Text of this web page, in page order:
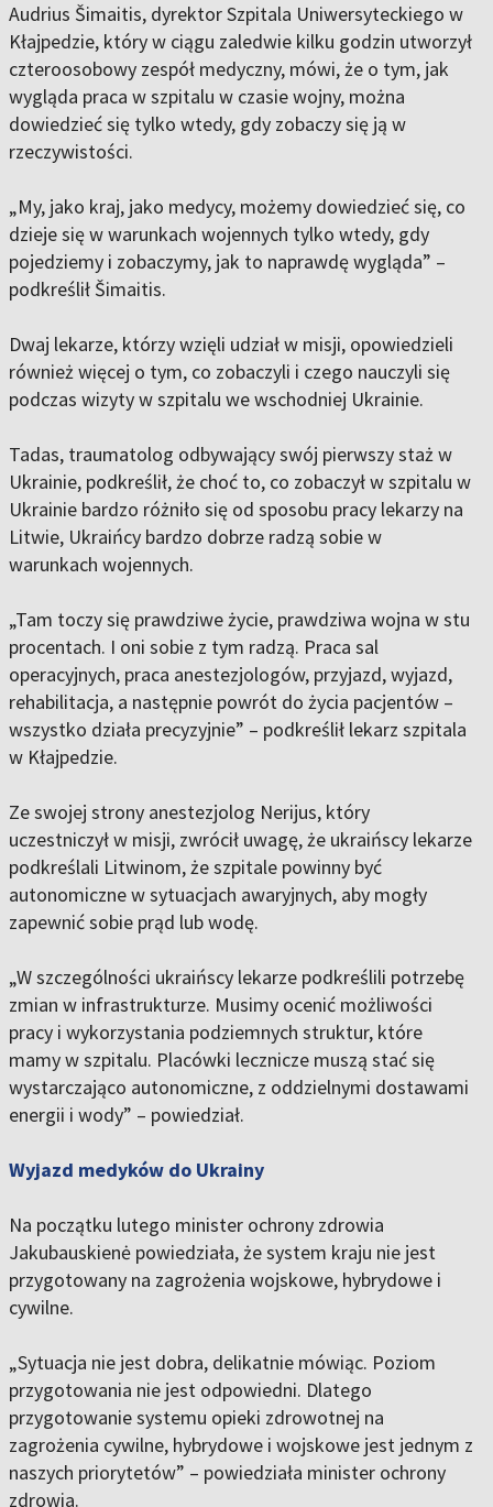
Audrius Šimaitis, dyrektor Szpitala Uniwersyteckiego w
Kłajpedzie, który w ciągu zaledwie kilku godzin utworzył
czteroosobowy zespół medyczny, mówi, że o tym, jak
wygląda praca w szpitalu w czasie wojny, można
dowiedzieć się tylko wtedy, gdy zobaczy się ją w
rzeczywistości.
„My, jako kraj, jako medycy, możemy dowiedzieć się, co
dzieje się w warunkach wojennych tylko wtedy, gdy
pojedziemy i zobaczymy, jak to naprawdę wygląda” –
podkreślił Šimaitis.
Dwaj lekarze, którzy wzięli udział w misji, opowiedzieli
również więcej o tym, co zobaczyli i czego nauczyli się
podczas wizyty w szpitalu we wschodniej Ukrainie.
Tadas, traumatolog odbywający swój pierwszy staż w
Ukrainie, podkreślił, że choć to, co zobaczył w szpitalu w
Ukrainie bardzo różniło się od sposobu pracy lekarzy na
Litwie, Ukraińcy bardzo dobrze radzą sobie w
warunkach wojennych.
„Tam toczy się prawdziwe życie, prawdziwa wojna w stu
procentach. I oni sobie z tym radzą. Praca sal
operacyjnych, praca anestezjologów, przyjazd, wyjazd,
rehabilitacja, a następnie powrót do życia pacjentów –
wszystko działa precyzyjnie” – podkreślił lekarz szpitala
w Kłajpedzie.
Ze swojej strony anestezjolog Nerijus, który
uczestniczył w misji, zwrócił uwagę, że ukraińscy lekarze
podkreślali Litwinom, że szpitale powinny być
autonomiczne w sytuacjach awaryjnych, aby mogły
zapewnić sobie prąd lub wodę.
„W szczególności ukraińscy lekarze podkreślili potrzebę
zmian w infrastrukturze. Musimy ocenić możliwości
pracy i wykorzystania podziemnych struktur, które
mamy w szpitalu. Placówki lecznicze muszą stać się
wystarczająco autonomiczne, z oddzielnymi dostawami
energii i wody” – powiedział.
Wyjazd medyków do Ukrainy
Na początku lutego minister ochrony zdrowia
Jakubauskienė powiedziała, że system kraju nie jest
przygotowany na zagrożenia wojskowe, hybrydowe i
cywilne.
„Sytuacja nie jest dobra, delikatnie mówiąc. Poziom
przygotowania nie jest odpowiedni. Dlatego
przygotowanie systemu opieki zdrowotnej na
zagrożenia cywilne, hybrydowe i wojskowe jest jednym z
naszych priorytetów” – powiedziała minister ochrony
zdrowia.